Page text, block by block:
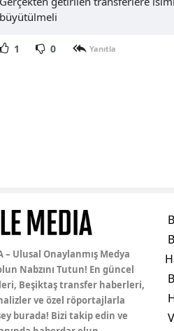
büyütülmeli
1 0 Yanıtla
– Ulusal Onaylanmış Medya
Nabzını Tutun! En güncel
Beşiktaş transfer haberleri,
ve özel röportajlarla
burada! Bizi takip edin ve